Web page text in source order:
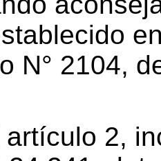
N° 2104,
artículo 2,